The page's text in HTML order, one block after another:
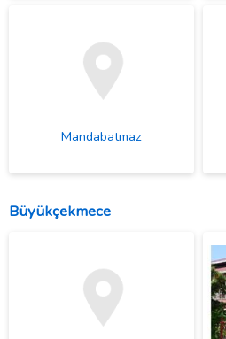
Mandabatmaz
Büyükçekmece